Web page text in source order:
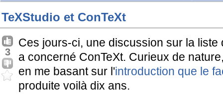
TeXStudio et ConTeXt
3
Ces jours-ci, une discussion sur la liste
a concerné ConTeXt. Curieux de
en me basant sur l'introduction que le
produite voilà dix ans.